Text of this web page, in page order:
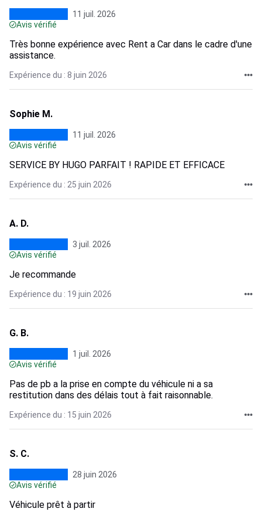
11 juil. 2026
Avis vérifié
Très bonne expérience avec Rent a Car dans le cadre d'une
assistance.
Expérience du : 8 juin 2026
Sophie M.
11 juil. 2026
Avis vérifié
SERVICE BY HUGO PARFAIT ! RAPIDE ET EFFICACE
Expérience du : 25 juin 2026
A. D.
3 juil. 2026
Avis vérifié
Je recommande
Expérience du : 19 juin 2026
G. B.
1 juil. 2026
Avis vérifié
Pas de pb a la prise en compte du véhicule ni a sa
restitution dans des délais tout à fait raisonnable.
Expérience du : 15 juin 2026
S. C.
28 juin 2026
Avis vérifié
Véhicule prêt à partir